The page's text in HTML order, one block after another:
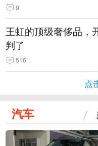
9
王虹的顶级奢侈品，
判了
516
点
汽车